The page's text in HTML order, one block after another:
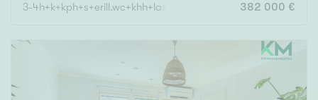
3-4h+k+kph+s+erill.wc+khh+lasitettu terassi+autokatos
382 000 €